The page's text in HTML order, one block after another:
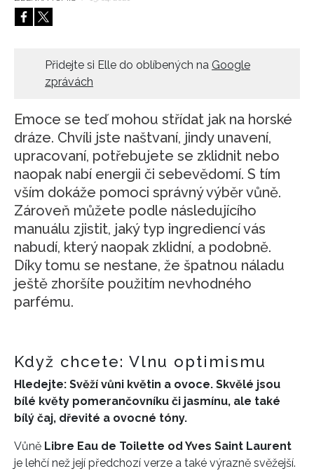
HOME
Přidejte si Elle do oblíbených na Google
zprávách
Emoce se teď mohou střídat jak na horské
dráze. Chvíli jste naštvaní, jindy unavení,
upracovaní, potřebujete se zklidnit nebo
naopak nabí energii či sebevědomí. S tím
vším dokáže pomoci správný výběr vůně.
Zároveň můžete podle následujícího
manuálu zjistit, jaký typ ingrediencí vás
nabudí, který naopak zklidní, a podobně.
Díky tomu se nestane, že špatnou náladu
ještě zhoršíte použitím nevhodného
parfému.
Když chcete: Vlnu optimismu
Hledejte: Svěží vůni květin a ovoce. Skvělé jsou
bílé květy pomerančovníku či jasmínu, ale také
bílý čaj, dřevité a ovocné tóny.
Vůně Libre Eau de Toilette od Yves Saint Laurent
je lehčí než její předchozí verze a také výrazně svěžejší.